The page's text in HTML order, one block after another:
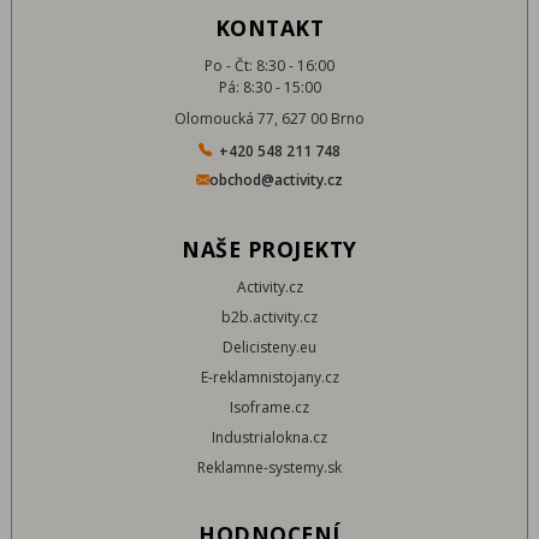
KONTAKT
Po - Čt: 8:30 - 16:00
Pá: 8:30 - 15:00
Olomoucká 77, 627 00 Brno
+420 548 211 748
obchod@activity.cz
NAŠE PROJEKTY
Activity.cz
b2b.activity.cz
Delicisteny.eu
E-reklamnistojany.cz
Isoframe.cz
Industrialokna.cz
Reklamne-systemy.sk